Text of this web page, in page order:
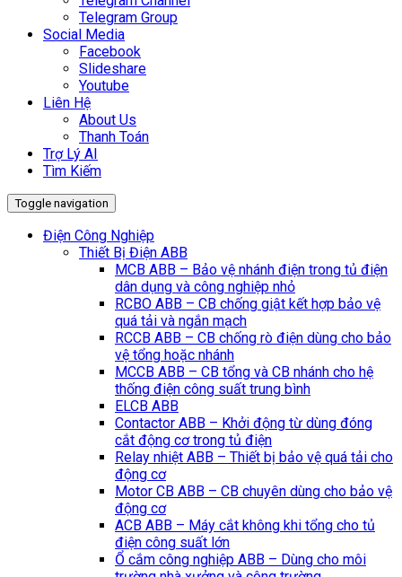
Telegram Group
Social Media
Facebook
Slideshare
Youtube
Liên Hệ
About Us
Thanh Toán
Trợ Lý AI
Tìm Kiếm
Toggle navigation
Điện Công Nghiệp
Thiết Bị Điện ABB
MCB ABB – Bảo vệ nhánh điện trong tủ điện
dân dụng và công nghiệp nhỏ
RCBO ABB – CB chống giật kết hợp bảo vệ
quá tải và ngắn mạch
RCCB ABB – CB chống rò điện dùng cho bảo
vệ tổng hoặc nhánh
MCCB ABB – CB tổng và CB nhánh cho hệ
thống điện công suất trung bình
ELCB ABB
Contactor ABB – Khởi động từ dùng đóng
cắt động cơ trong tủ điện
Relay nhiệt ABB – Thiết bị bảo vệ quá tải cho
động cơ
Motor CB ABB – CB chuyên dùng cho bảo vệ
động cơ
ACB ABB – Máy cắt không khi tổng cho tủ
điện công suất lớn
Ổ cắm công nghiệp ABB – Dùng cho môi